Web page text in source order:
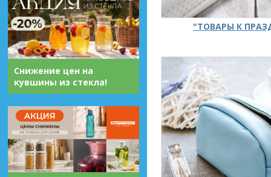
Снижение цен на
кувшины из стекла!
"ТОВАРЫ К